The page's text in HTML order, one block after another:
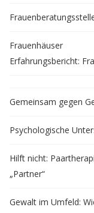
Frauenhäuser
Erfahrungsbericht:
Gemeinsam gegen
Psychologische
Hilft nicht:
„Partner“
Gewalt im Umfeld: